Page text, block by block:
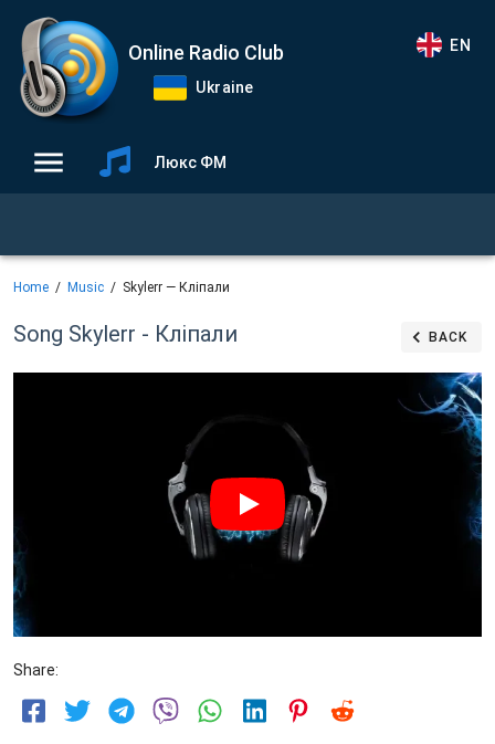
Online Radio Club
Ukraine
EN
Люкс ФМ
Home Music Skylerr — Кліпали
Song Skylerr - Кліпали BACK
Share: